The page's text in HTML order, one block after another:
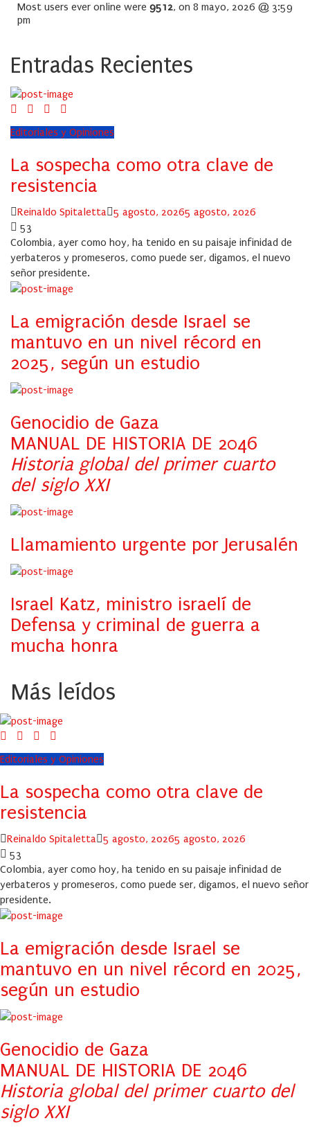
Most users ever online were 9512, on 8 mayo, 2026 @ 3:59
pm
Entradas Recientes
Editoriales y Opiniones
La sospecha como otra clave de
resistencia
Author
Reinaldo Spitaletta Posted
5 agosto, 20265 agosto, 2026
53
Colombia, ayer como hoy, ha tenido en su paisaje infinidad de
yerbateros y promeseros, como puede ser, digamos, el nuevo
señor presidente.
La emigración desde Israel se
mantuvo en un nivel récord en
2025, según un estudio
Genocidio de Gaza
MANUAL DE HISTORIA DE 2046
Historia global del primer cuarto
del siglo XXI
Llamamiento urgente por Jerusalén
Israel Katz, ministro israelí de
Defensa y criminal de guerra a
mucha honra
Más leídos
Editoriales y Opiniones
La sospecha como otra clave de
resistencia
Author
Reinaldo Spitaletta Posted
5 agosto, 20265 agosto, 2026
53
Colombia, ayer como hoy, ha tenido en su paisaje infinidad de
yerbateros y promeseros, como puede ser, digamos, el nuevo señor
presidente.
La emigración desde Israel se
mantuvo en un nivel récord en 2025,
según un estudio
Genocidio de Gaza
MANUAL DE HISTORIA DE 2046
Historia global del primer cuarto del
siglo XXI